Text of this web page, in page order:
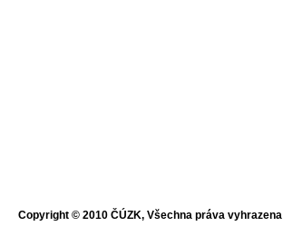
Copyright © 2010 ČÚZK, Všechna práva vyhrazena